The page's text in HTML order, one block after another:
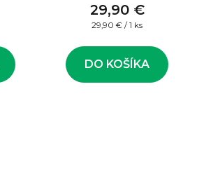
29,90 €
Jednotková
29,90 € / 1 ks
DO KOŠÍKA